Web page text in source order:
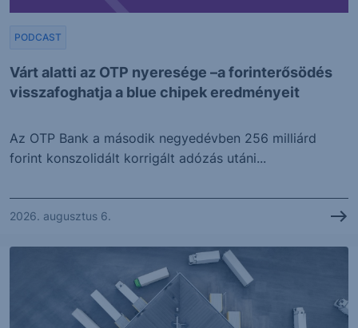
Várt alatti az OTP nyeresége –a forinterősödés
visszafoghatja a blue chipek eredményeit
PODCAST
Az OTP Bank a második negyedévben 256 milliárd
forint konszolidált korrigált adózás utáni...
2026. augusztus 6.